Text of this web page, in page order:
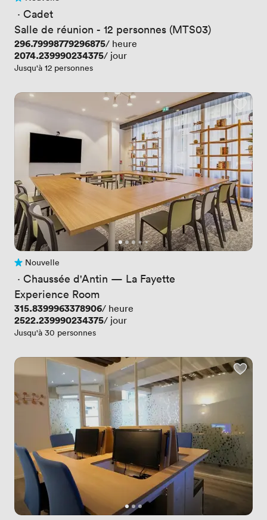
Pas encore d'avis
· Cadet
Salle de réunion - 12 personnes (MTS03)
Prix
296.79998779296875/ heure
Prix
2074.239990234375/ jour
Jusqu'à 12 personnes
Pas encore d'avis
Nouvelle
· Chaussée d'Antin — La Fayette
Experience Room
Prix
315.8399963378906/ heure
Prix
2522.239990234375/ jour
Jusqu'à 30 personnes